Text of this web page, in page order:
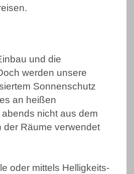
und die
werden unsere
Sonnenschutz
an heißen
nicht aus dem
der Räume verwendet
oder mittels Helligkeits-